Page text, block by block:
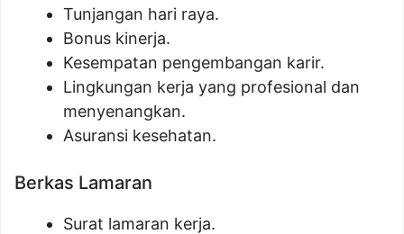
Tunjangan hari raya.
Bonus kinerja.
Kesempatan pengembangan karir.
Lingkungan kerja yang profesional dan
menyenangkan.
Asuransi kesehatan.
Berkas Lamaran
Surat lamaran kerja.